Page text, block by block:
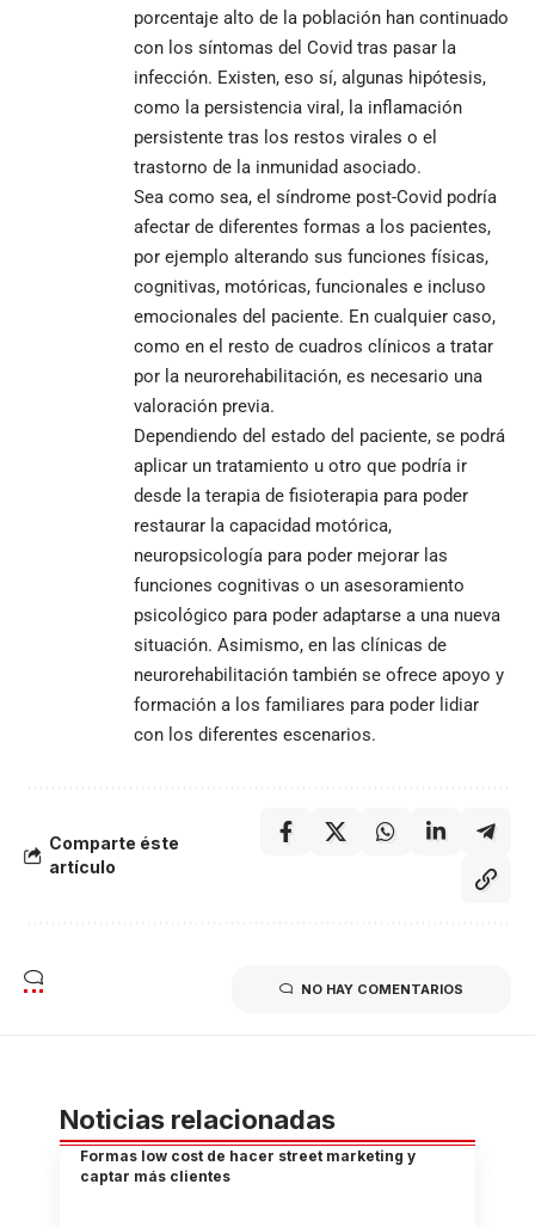
porcentaje alto de la población han continuado
con los síntomas del Covid tras pasar la
infección. Existen, eso sí, algunas hipótesis,
como la persistencia viral, la inflamación
persistente tras los restos virales o el
trastorno de la inmunidad asociado.
Sea como sea, el síndrome post-Covid podría
afectar de diferentes formas a los pacientes,
por ejemplo alterando sus funciones físicas,
cognitivas, motóricas, funcionales e incluso
emocionales del paciente. En cualquier caso,
como en el resto de cuadros clínicos a tratar
por la neurorehabilitación, es necesario una
valoración previa.
Dependiendo del estado del paciente, se podrá
aplicar un tratamiento u otro que podría ir
desde la terapia de fisioterapia para poder
restaurar la capacidad motórica,
neuropsicología para poder mejorar las
funciones cognitivas o un asesoramiento
psicológico para poder adaptarse a una nueva
situación. Asimismo, en las clínicas de
neurorehabilitación también se ofrece apoyo y
formación a los familiares para poder lidiar
con los diferentes escenarios.
Comparte éste
artículo
NO HAY COMENTARIOS
Noticias relacionadas
Formas low cost de hacer street marketing y
captar más clientes